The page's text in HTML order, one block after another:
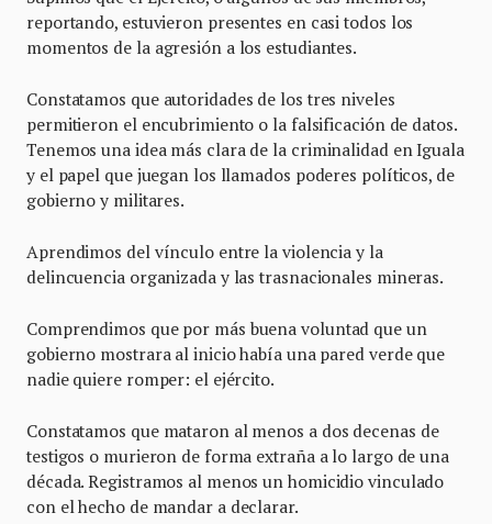
reportando, estuvieron presentes en casi todos los
momentos de la agresión a los estudiantes.
Constatamos que autoridades de los tres niveles
permitieron el encubrimiento o la falsificación de datos.
Tenemos una idea más clara de la criminalidad en Iguala
y el papel que juegan los llamados poderes políticos, de
gobierno y militares.
Aprendimos del vínculo entre la violencia y la
delincuencia organizada y las trasnacionales mineras.
Comprendimos que por más buena voluntad que un
gobierno mostrara al inicio había una pared verde que
nadie quiere romper: el ejército.
Constatamos que mataron al menos a dos decenas de
testigos o murieron de forma extraña a lo largo de una
década. Registramos al menos un homicidio vinculado
con el hecho de mandar a declarar.